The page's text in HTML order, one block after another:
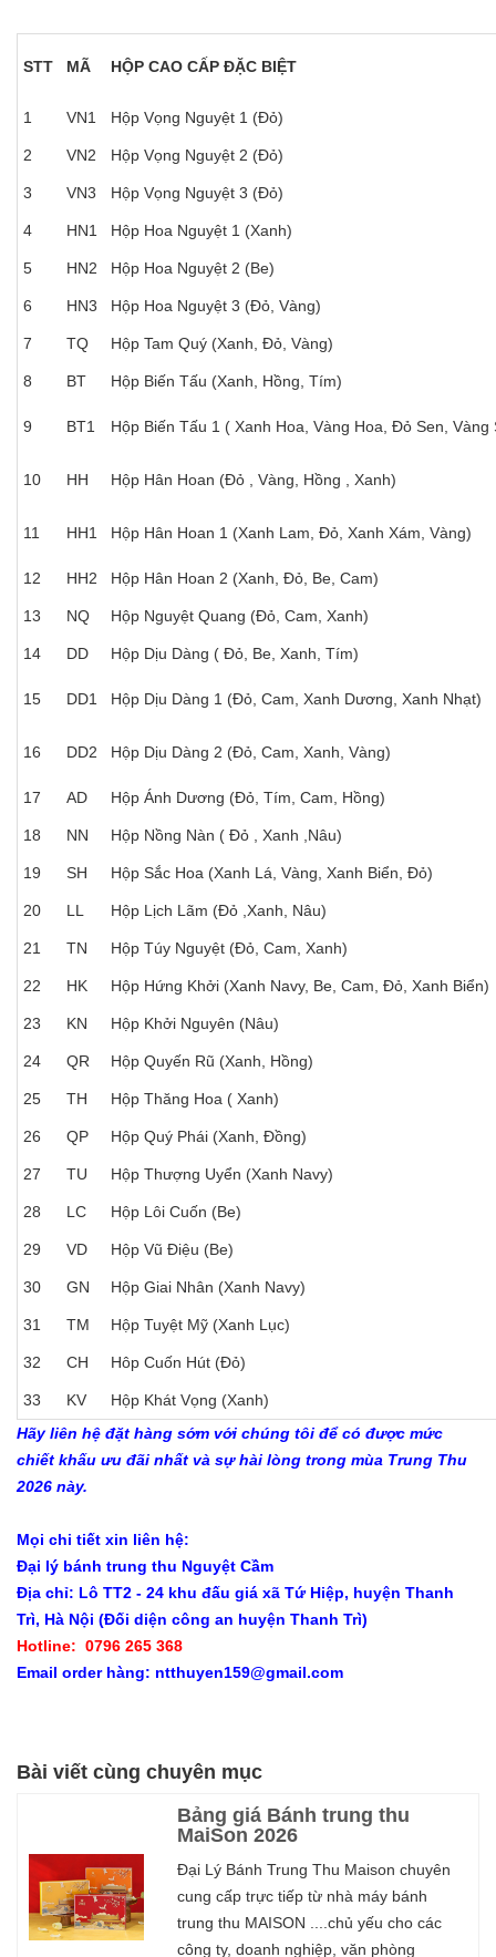
STT MÃ HỘP CAO CẤP ĐẶC BIỆT
1 VN1 Hộp Vọng Nguyệt 1 (Đỏ)
2 VN2 Hộp Vọng Nguyệt 2 (Đỏ)
3 VN3 Hộp Vọng Nguyệt 3 (Đỏ)
4 HN1 Hộp Hoa Nguyệt 1 (Xanh)
5 HN2 Hộp Hoa Nguyệt 2 (Be)
6 HN3 Hộp Hoa Nguyệt 3 (Đỏ, Vàng)
7 TQ Hộp Tam Quý (Xanh, Đỏ, Vàng)
8 BT Hộp Biến Tấu (Xanh, Hồng, Tím)
9 BT1 Hộp Biến Tấu 1 ( Xanh Hoa, Vàng Hoa, Đỏ Sen, Vàng
10 HH Hộp Hân Hoan (Đỏ , Vàng, Hồng , Xanh)
11 HH1 Hộp Hân Hoan 1 (Xanh Lam, Đỏ, Xanh Xám, Vàng)
12 HH2 Hộp Hân Hoan 2 (Xanh, Đỏ, Be, Cam)
13 NQ Hộp Nguyệt Quang (Đỏ, Cam, Xanh)
14 DD Hộp Dịu Dàng ( Đỏ, Be, Xanh, Tím)
15 DD1 Hộp Dịu Dàng 1 (Đỏ, Cam, Xanh Dương, Xanh Nhạt)
16 DD2 Hộp Dịu Dàng 2 (Đỏ, Cam, Xanh, Vàng)
17 AD Hộp Ánh Dương (Đỏ, Tím, Cam, Hồng)
18 NN Hộp Nồng Nàn ( Đỏ , Xanh ,Nâu)
19 SH Hộp Sắc Hoa (Xanh Lá, Vàng, Xanh Biển, Đỏ)
20 LL Hộp Lịch Lãm (Đỏ ,Xanh, Nâu)
21 TN Hộp Túy Nguyệt (Đỏ, Cam, Xanh)
22 HK Hộp Hứng Khởi (Xanh Navy, Be, Cam, Đỏ, Xanh Biển)
23 KN Hộp Khởi Nguyên (Nâu)
24 QR Hộp Quyến Rũ (Xanh, Hồng)
25 TH Hộp Thăng Hoa ( Xanh)
26 QP Hộp Quý Phái (Xanh, Đồng)
27 TU Hộp Thượng Uyển (Xanh Navy)
28 LC Hộp Lôi Cuốn (Be)
29 VD Hộp Vũ Điệu (Be)
30 GN Hộp Giai Nhân (Xanh Navy)
31 TM Hộp Tuyệt Mỹ (Xanh Lục)
32 CH Hôp Cuốn Hút (Đỏ)
33 KV
Hộp Khát Vọng (Xanh)
Hãy liên hệ đặt hàng sớm với chúng tôi để có được mức
chiết khấu ưu đãi nhất và sự hài lòng trong mùa Trung Thu
2026 này.
Mọi chi tiết xin liên hệ:
Đại lý bánh trung thu Nguyệt Cầm
Địa chỉ: Lô TT2 - 24 khu đấu giá xã Tứ Hiệp, huyện Thanh
Trì, Hà Nội (Đối diện công an huyện Thanh Trì)
Hotline: 0796 265 368
Email order hàng: ntthuyen159@gmail.com
Bài viết cùng chuyên mục
Bảng giá Bánh trung thu
MaiSon 2026
Đại Lý Bánh Trung Thu Maison chuyên
cung cấp trực tiếp từ nhà máy bánh
trung thu MAISON ....chủ yếu cho các
công ty, doanh nghiệp, văn phòng